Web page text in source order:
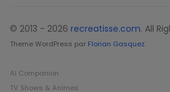
© 2013 - 2026 recreatisse.com. All
Theme WordPress par Florian Gasquez.
AI Companion
TV Shows & Animes